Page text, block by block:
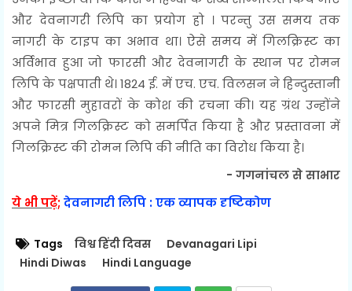
और देवनागरी लिपि का प्रयोग हो । परन्तु उस समय तक
नागरी के टाइप का अभाव था। ऐसे समय में गिलक्रिस्ट का
अर्विभाव हुआ जो फारसी और देवनागरी के स्थान पर रोमन
लिपि के पक्षपाती थे। 1824 ई. में एच. एच. विलसन ने हिन्दुस्तानी
और फारसी मुहावरों के कोश की रचना की। यह ग्रंथ उन्होंने
अपने मित्र गिलक्रिस्ट को समर्पित किया है और प्रस्तावना में
गिलक्रिस्ट की रोमन लिपि की नीति का विरोध किया है।
- गगनांचल से साभार
ये भी पढ़ें;देवनागरी लिपि : एक व्यापक दृष्टिकोण
Tags विश्व हिंदी दिवस
Devanagari Lipi
Hindi Diwas
Hindi Language